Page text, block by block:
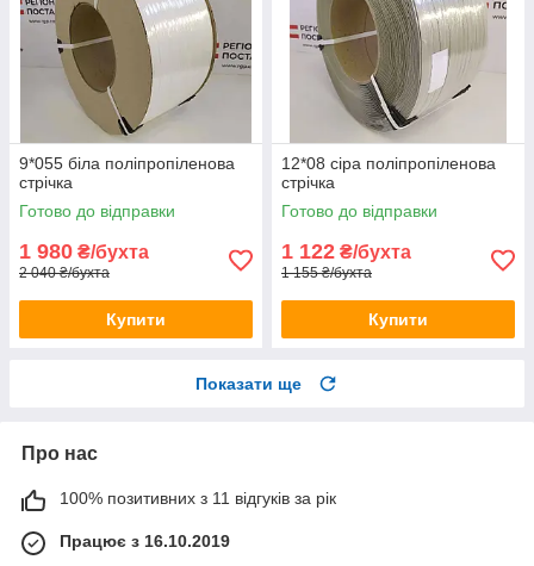
9*055 біла поліпропіленова
стрічка
Готово до відправки
1 980 ₴/бухта
2 040 ₴/бухта
Купити
12*08 сіра поліпропіленова
стрічка
Готово до відправки
1 122 ₴/бухта
1 155 ₴/бухта
Купити
Показати ще
Про нас
100% позитивних з 11 відгуків за рік
Працює з 16.10.2019